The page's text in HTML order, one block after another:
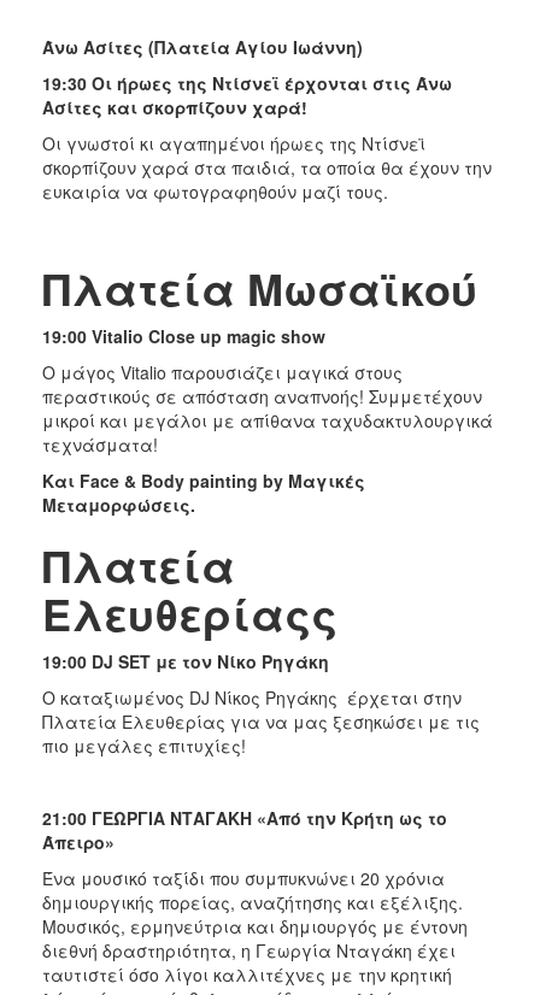
Άνω Ασίτες (Πλατεία Αγίου Ιωάννη)
19:30 Οι ήρωες της Ντίσνεϊ έρχονται στις Άνω
Ασίτες και σκορπίζουν χαρά!
Oι γνωστοί κι αγαπημένοι ήρωες της Ντίσνεϊ
σκορπίζουν χαρά στα παιδιά, τα οποία θα έχουν την
ευκαιρία να φωτογραφηθούν μαζί τους.
Πλατεία Μωσαϊκού
19:00 Vitalio Close up magic show
Ο μάγος Vitalio παρουσιάζει μαγικά στους
περαστικούς σε απόσταση αναπνοής! Συμμετέχουν
μικροί και μεγάλοι με απίθανα ταχυδακτυλουργικά
τεχνάσματα!
Και Face & Body painting by Μαγικές
Μεταμορφώσεις.
Πλατεία
Ελευθερίαςς
19:00 DJ SET με τον Νίκο Ρηγάκη
Ο καταξιωμένος DJ Νίκος Ρηγάκης έρχεται στην
Πλατεία Ελευθερίας για να μας ξεσηκώσει με τις
πιο μεγάλες επιτυχίες!
21:00 ΓΕΩΡΓΙΑ ΝΤΑΓΑΚH «Από την Κρήτη ως το
Άπειρο»
Ένα μουσικό ταξίδι που συμπυκνώνει 20 χρόνια
δημιουργικής πορείας, αναζήτησης και εξέλιξης.
Μουσικός, ερμηνεύτρια και δημιουργός με έντονη
διεθνή δραστηριότητα, η Γεωργία Νταγάκη έχει
ταυτιστεί όσο λίγοι καλλιτέχνες με την κρητική